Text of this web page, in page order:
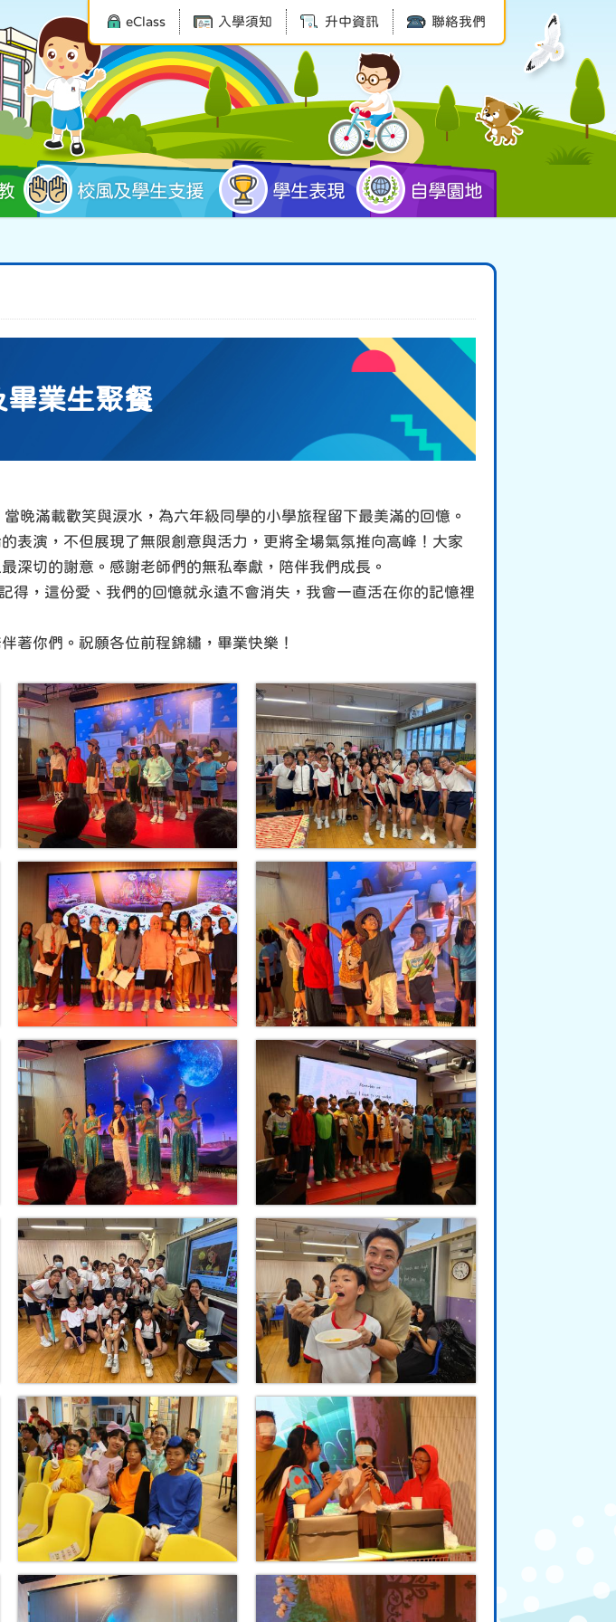
eClass 入學須知 升中資訊 聯絡我們
校風及學生支援 學生表現 自學園地
畢業生聚餐
晚滿載歡笑與淚水，為六年級同學的小學旅程留下最美滿的回憶。
表演，不但展現了無限創意與活力，更將全場氣氛推向高峰！大家
深切的謝意。感謝老師們的無私奉獻，陪伴我們成長。
，這份愛、我們的回憶就永遠不會消失，我會一直活在你的記憶裡
著你們。祝願各位前程錦繡，畢業快樂！